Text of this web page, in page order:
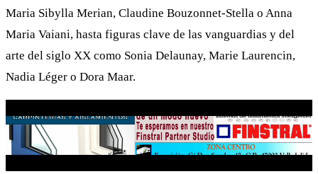
Maria Sibylla Merian, Claudine Bouzonnet-Stella o Anna
Maria Vaiani, hasta figuras clave de las vanguardias y del
arte del siglo XX como Sonia Delaunay, Marie Laurencin,
Nadia Léger o Dora Maar.